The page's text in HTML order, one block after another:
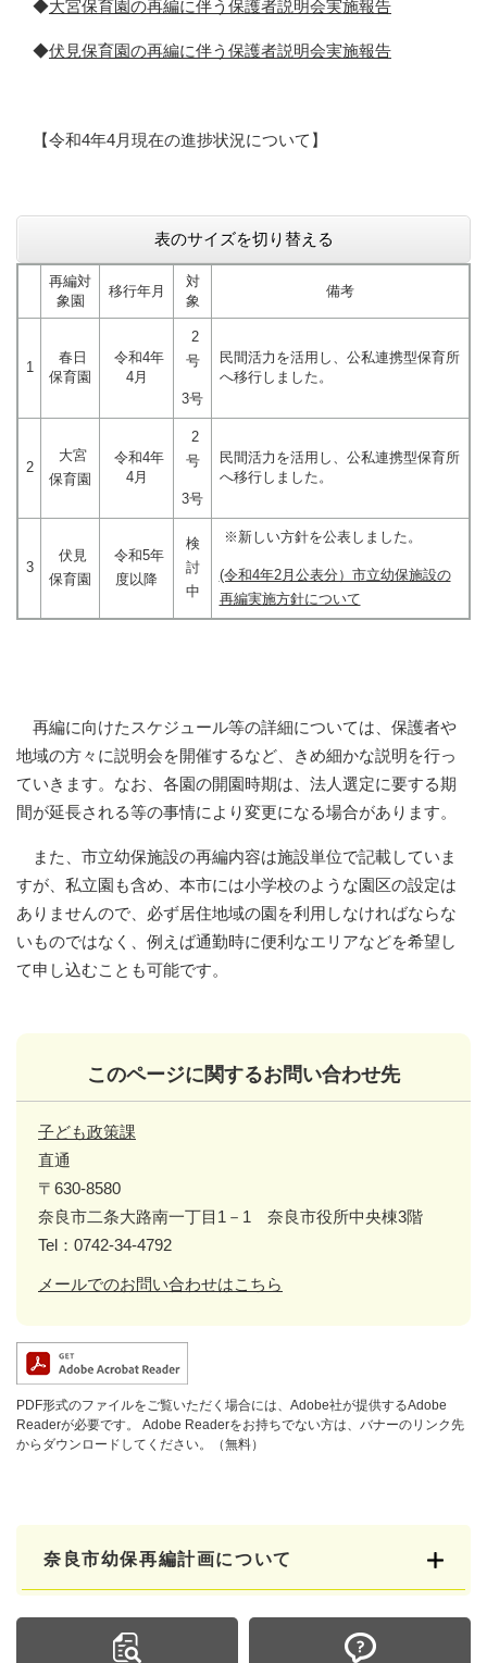
◆大宮保育園の再編に伴う保護者説明会実施報告
◆伏見保育園の再編に伴う保護者説明会実施報告
【令和4年4月現在の進捗状況について】
表のサイズを切り替える
再編対
象園
移行年月
対
象
備考
1
春日
保育園
令和4年
4月
2
号
3号
民間活力を活用し、公私連携型保育所
へ移行しました。
2
大宮
保育園
令和4年
4月
2
号
3号
民間活力を活用し、公私連携型保育所
へ移行しました。
3
伏見
保育園
令和5年
度以降
検
討
中
※新しい方針を公表しました。
(令和4年2月公表分）市立幼保施設の
再編実施方針について
再編に向けたスケジュール等の詳細については、保護者や
地域の方々に説明会を開催するなど、きめ細かな説明を行っ
ていきます。なお、各園の開園時期は、法人選定に要する期
間が延長される等の事情により変更になる場合があります。
また、市立幼保施設の再編内容は施設単位で記載していま
すが、私立園も含め、本市には小学校のような園区の設定は
ありませんので、必ず居住地域の園を利用しなければならな
いものではなく、例えば通勤時に便利なエリアなどを希望し
て申し込むことも可能です。
このページに関するお問い合わせ先
子ども政策課
直通
〒630-8580
奈良市二条大路南一丁目1－1 奈良市役所中央棟3階
Tel：0742-34-4792
メールでのお問い合わせはこちら
PDF形式のファイルをご覧いただく場合には、Adobe社が提供するAdobe
Readerが必要です。
Adobe Readerをお持ちでない方は、バナーのリンク先
からダウンロードしてください。（無料）
奈良市幼保再編計画について